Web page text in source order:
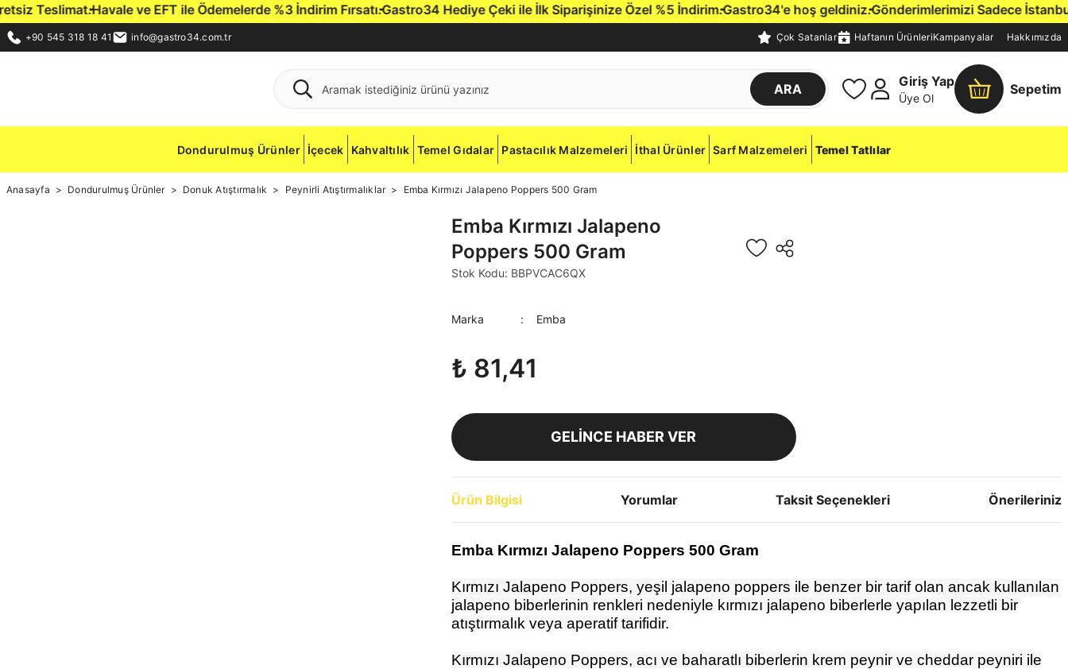
Teslimat.Havale ve EFT ile Ödemelerde %3 İndirim Fırsatı.Gastro34 Hediye Çeki ile İlk Siparişinize Özel %5 İndirim.Gastro34'e hoş geldiniz.Gönderimlerimizi Sadece İstanbul
+90 545 318 18 41 info@gastro34.com.tr Çok Satanlar Haftanın ÜrünleriKampanyalar Hakkımızda
ARA
Giriş Yap
Üye Ol
Sepetim
Dondurulmuş Ürünler İçecek Kahvaltılık Temel Gıdalar Pastacılık Malzemeleri İthal Ürünler Sarf Malzemeleri Temel Tatlılar
Anasayfa Dondurulmuş Ürünler Donuk Atıştırmalık Peynirli Atıştırmalıklar Emba Kırmızı Jalapeno Poppers 500 Gram
Emba Kırmızı Jalapeno
Poppers 500 Gram
Stok Kodu: BBPVCAC6QX
Marka Emba
₺ 81,41
GELİNCE HABER VER
Ürün Bilgisi Yorumlar Taksit Seçenekleri Önerileriniz
Emba Kırmızı Jalapeno Poppers 500 Gram
Kırmızı Jalapeno Poppers, yeşil jalapeno poppers ile benzer bir tarif olan ancak kullanılan
jalapeno biberlerinin renkleri nedeniyle kırmızı jalapeno biberlerle yapılan lezzetli bir
atıştırmalık veya aperatif tarifidir.
Kırmızı Jalapeno Poppers, acı ve baharatlı biberlerin krem peynir ve cheddar peyniri ile